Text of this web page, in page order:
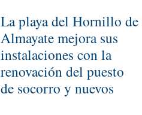
La playa del Hornillo de
Almayate mejora sus
instalaciones con la
renovación del puesto
de socorro y nuevos